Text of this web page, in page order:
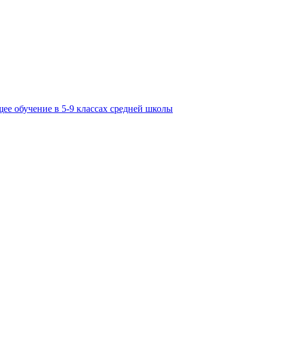
обучение в 5-9 классах средней школы